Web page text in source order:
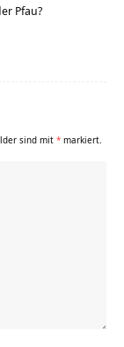
Pfau?
sind mit * markiert.